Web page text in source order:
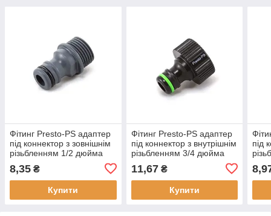
Фітинг Presto-PS адаптер
під коннектор з зовнішнім
різьбленням 1/2 дюйма
8,35 ₴
Купити
Фітинг Presto-PS адаптер
під коннектор з внутрішнім
різьбленням 3/4 дюйма
11,67₴
Купити
під